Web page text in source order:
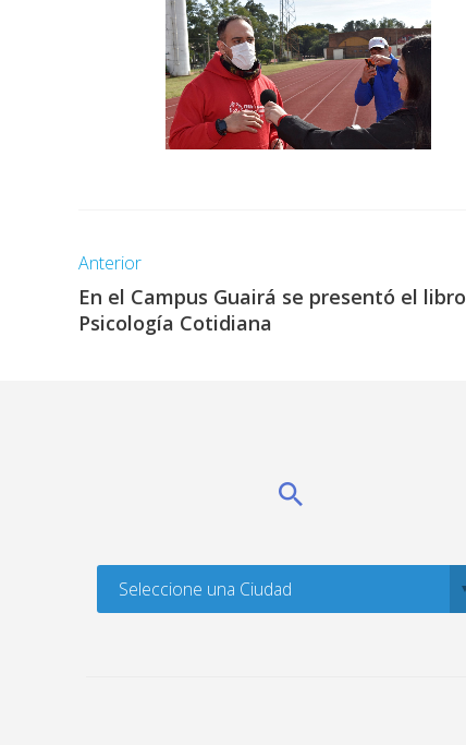
Anterior
En el Campus Guairá se presentó el libro
Psicología Cotidiana